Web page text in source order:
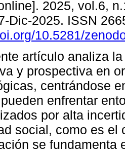
2025, vol.6,
Dic-2025. ISSN
10.5281/
artículo analiza
y prospectiva en
centrándose
enfrentar
por alta
social, como es el
se fundamenta